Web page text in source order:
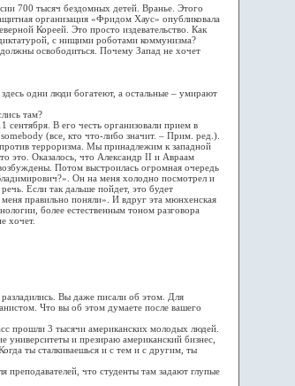
700 тысяч бездомных детей. Вранье. Этого
организация «Фридом Хаус» опубликовала
Кореей. Это просто издевательство. Как
с нищими роботами коммунизма?
освободиться. Почему Запад не хочет
одни люди богатеют, а остальные – умирают
там?
сентября. В его честь организовали прием в
(все, кто что-либо значит. – Прим. ред.).
терроризма. Мы принадлежим к западной
это. Оказалось, что Александр II и Авраам
Потом выстроилась огромная очередь
Он на меня холодно посмотрел и
Если так дальше пойдет, это будет
правильно поняли». И вдруг эта мюнхенская
более естественным тоном разговора
хочет.
Вы даже писали об этом. Для
Что вы об этом думаете после вашего
прошли 3 тысячи американских молодых людей.
и презираю американский бизнес,
ты сталкиваешься и с тем и с другим, ты
преподавателей, что студенты там задают глупые